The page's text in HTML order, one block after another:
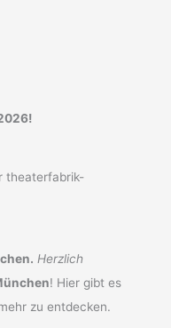
Herzlich
! Hier gibt es
zu entdecken.